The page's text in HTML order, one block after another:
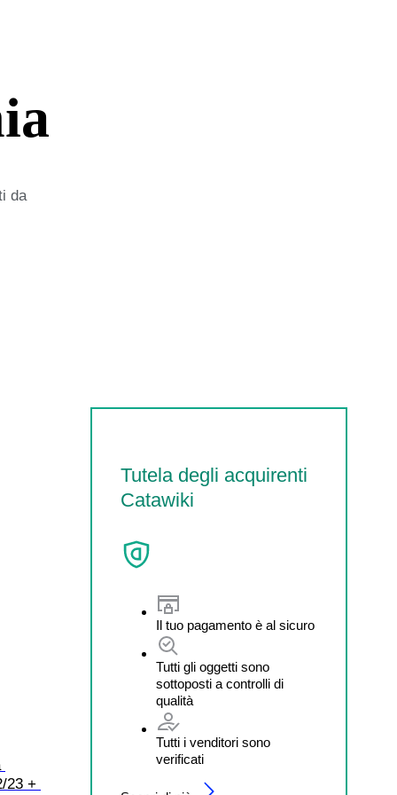
da
Tutela degli acquirenti
Catawiki
Il tuo pagamento è al sicuro
Tutti gli oggetti sono
sottoposti a controlli di
qualità
Tutti i venditori sono
verificati
23 +